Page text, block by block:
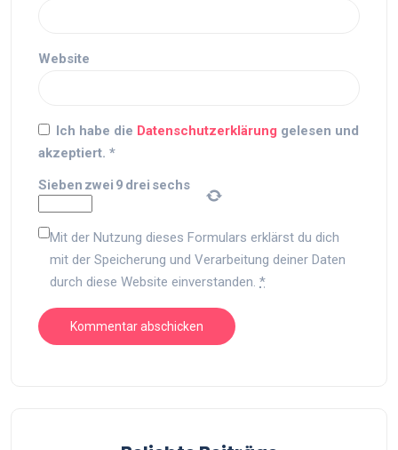
Website
Ich habe die Datenschutzerklärung gelesen und
akzeptiert. *
Sieben zwei 9 drei sechs
Mit der Nutzung dieses Formulars erklärst du dich
mit der Speicherung und Verarbeitung deiner Daten
durch diese Website einverstanden. *